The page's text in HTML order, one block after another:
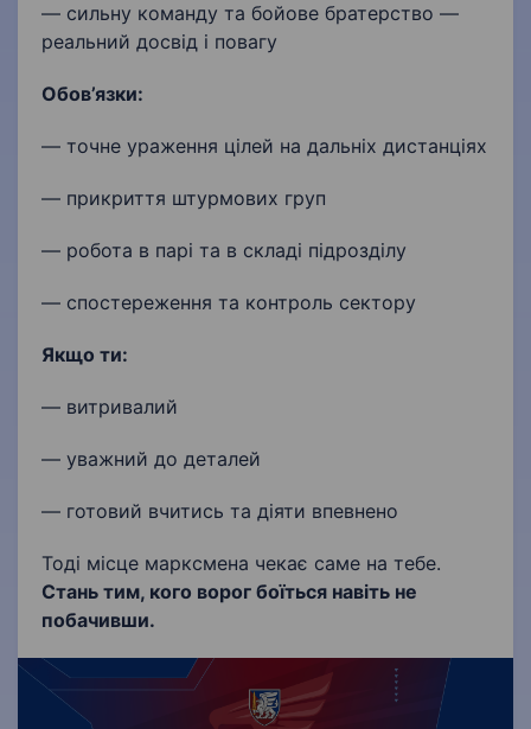
— сильну команду та бойове братерство —
реальний досвід і повагу
Обов’язки:
— точне ураження цілей на дальніх дистанціях
— прикриття штурмових груп
— робота в парі та в складі підрозділу
— спостереження та контроль сектору
Якщо ти:
— витривалий
— уважний до деталей
— готовий вчитись та діяти впевнено
Тоді місце марксмена чекає саме на тебе.
Стань тим, кого ворог боїться навіть не
побачивши.